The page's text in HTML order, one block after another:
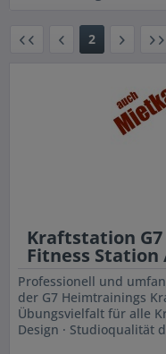
2
Kraftstation
Fitness Station
Professionell und
der G7 Heimtrainings
Übungsvielfalt für alle
Design · Studioqualität